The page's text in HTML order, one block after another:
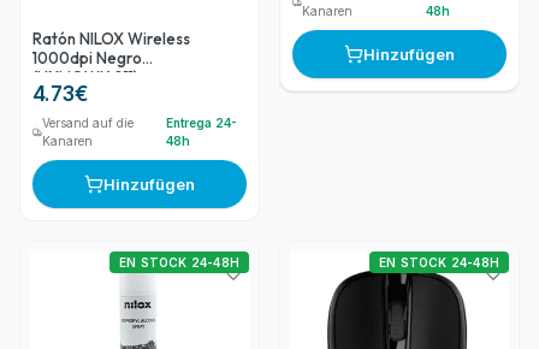
Ratón NILOX Wireless
1000dpi Negro
(NXMOWI4011)
4.73€
Versand auf die
Kanaren
Entrega 24-
48h
Hinzufügen
Kanaren
48h
Hinzufügen
EN STOCK 24-48H EN STOCK 24-48H